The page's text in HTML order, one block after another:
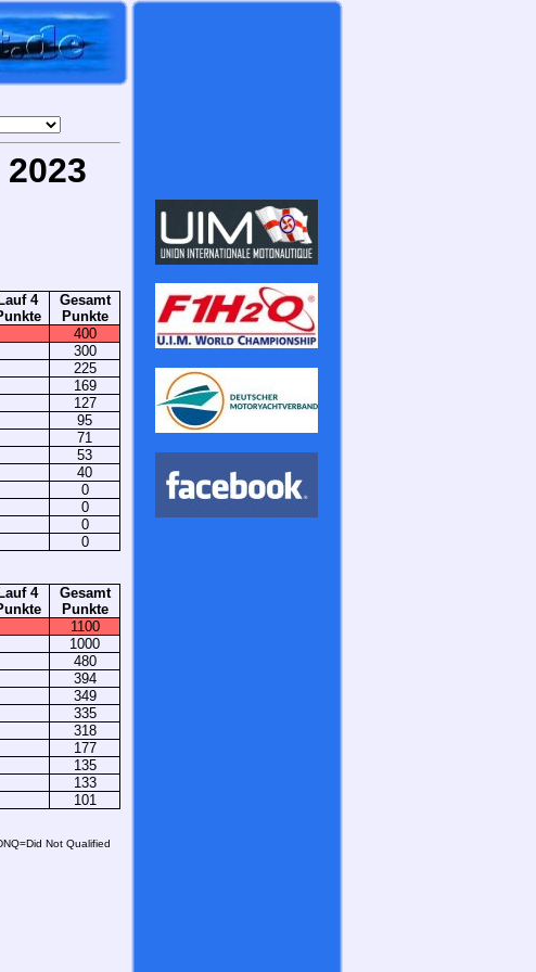
Lauf 4
Gesamt
Punkte
400
300
225
169
127
95
71
53
40
0
0
0
0
Lauf 4
Gesamt
Punkte
1100
1000
480
394
349
335
318
177
135
133
101
Not Qualified